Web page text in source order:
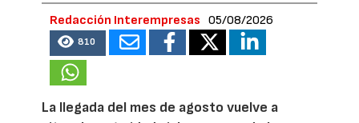
Redacción Interempresas 05/08/2026
810
La llegada del mes de agosto vuelve a